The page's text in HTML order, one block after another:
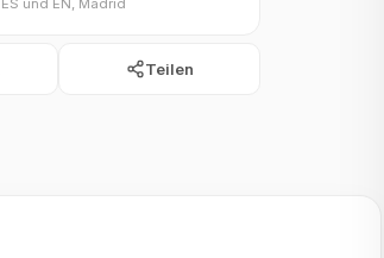
ES und EN, Madrid
Teilen